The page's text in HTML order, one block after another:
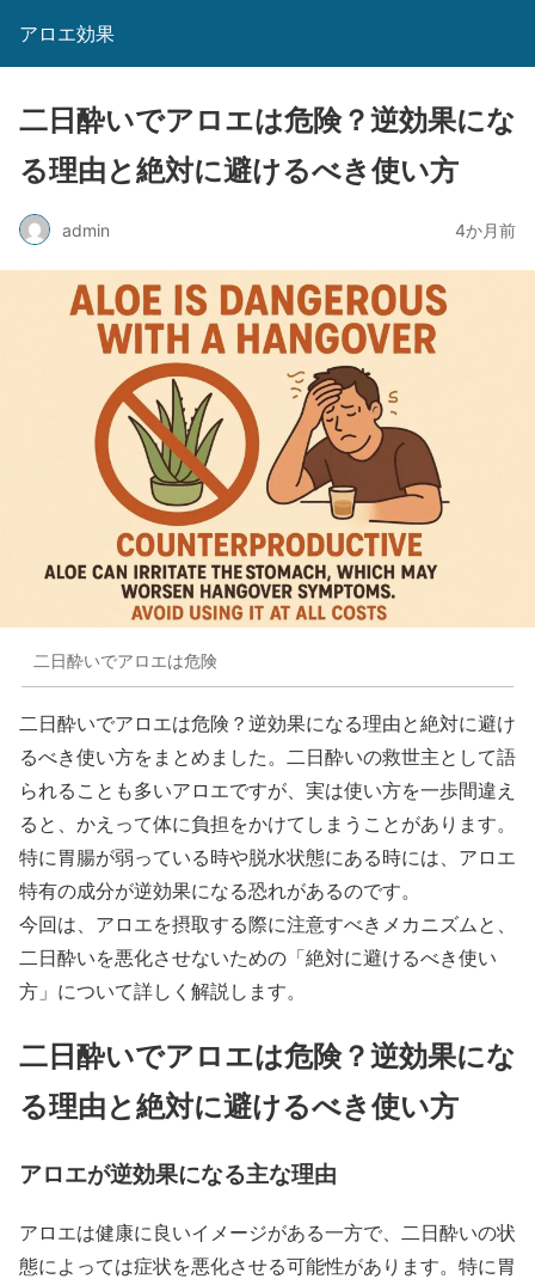
アロエ効果
二日酔いでアロエは危険？逆効果にな
る理由と絶対に避けるべき使い方
admin 4か月前
二日酔いでアロエは危険
二日酔いでアロエは危険？逆効果になる理由と絶対に避け
るべき使い方をまとめました。二日酔いの救世主として語
られることも多いアロエですが、実は使い方を一歩間違え
ると、かえって体に負担をかけてしまうことがあります。
特に胃腸が弱っている時や脱水状態にある時には、アロエ
特有の成分が逆効果になる恐れがあるのです。
今回は、アロエを摂取する際に注意すべきメカニズムと、
二日酔いを悪化させないための「絶対に避けるべき使い
方」について詳しく解説します。
二日酔いでアロエは危険？逆効果にな
る理由と絶対に避けるべき使い方
アロエが逆効果になる主な理由
アロエは健康に良いイメージがある一方で、二日酔いの状
態によっては症状を悪化させる可能性があります。特に胃